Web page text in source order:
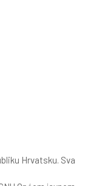
Hrvatsku. Sva